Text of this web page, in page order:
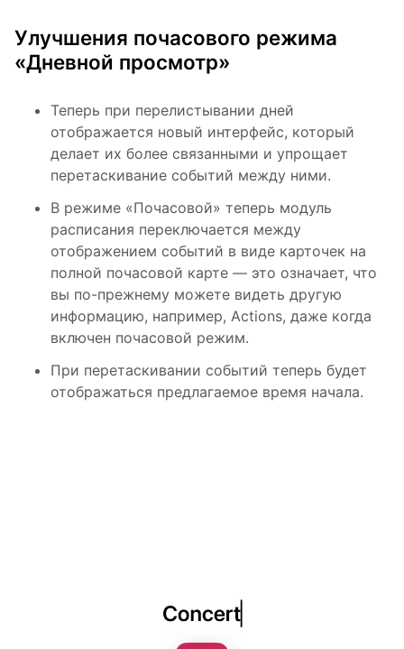
Улучшения почасового режима
«Дневной просмотр»
Теперь при перелистывании дней
отображается новый интерфейс, который
делает их более связанными и упрощает
перетаскивание событий между ними.
В режиме «Почасовой» теперь модуль
расписания переключается между
отображением событий в виде карточек на
полной почасовой карте — это означает, что
вы по-прежнему можете видеть другую
информацию, например, Actions, даже когда
включен почасовой режим.
При перетаскивании событий теперь будет
отображаться предлагаемое время начала.